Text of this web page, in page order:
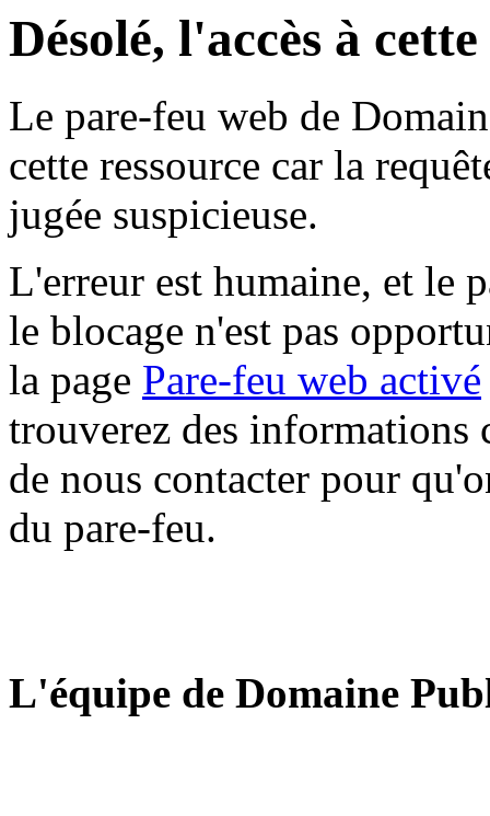
Désolé, l'accès à
Le pare-feu web de
cette ressource car la
jugée suspicieuse.
L'erreur est humaine, et le
le blocage n'est pas
la page Pare-feu web activé
trouverez des informations
de nous contacter pour
du pare-feu.
L'équipe de Domaine